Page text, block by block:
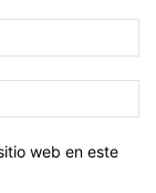
web en este